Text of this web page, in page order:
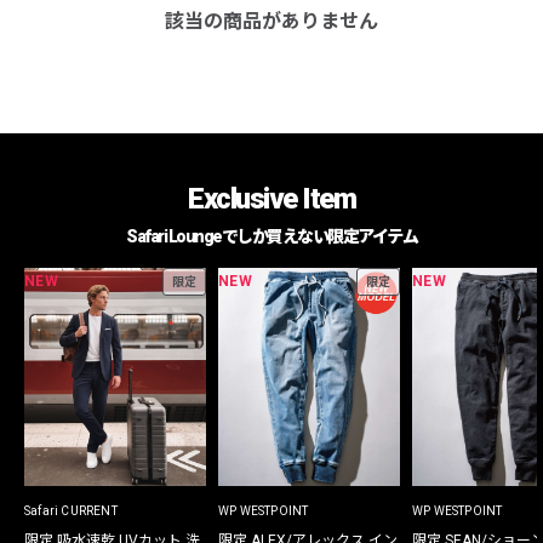
該当の商品がありません
Exclusive Item
Safari Loungeでしか買えない限定アイテム
NEW 限定
Safari CURRENT
NEW 限定
WP WESTPOINT
NEW
WP WESTPOINT